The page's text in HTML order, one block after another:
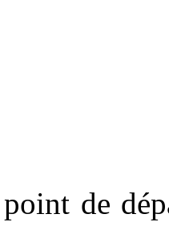
de